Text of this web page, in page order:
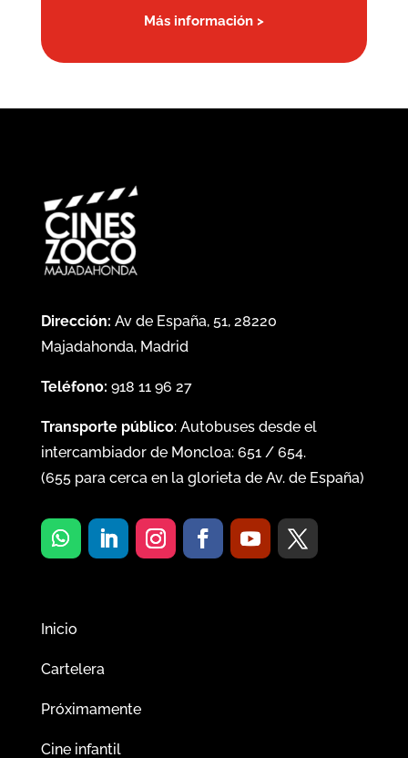
Más información >
Dirección: Av de España, 51, 28220
Majadahonda, Madrid
Teléfono: 918 11 96 27
Transporte público: Autobuses desde el
intercambiador de Moncloa: 651/ 654.
(655para cerca en la glorieta de Av. de España)
Inicio
Cartelera
Próximamente
Cine infantil